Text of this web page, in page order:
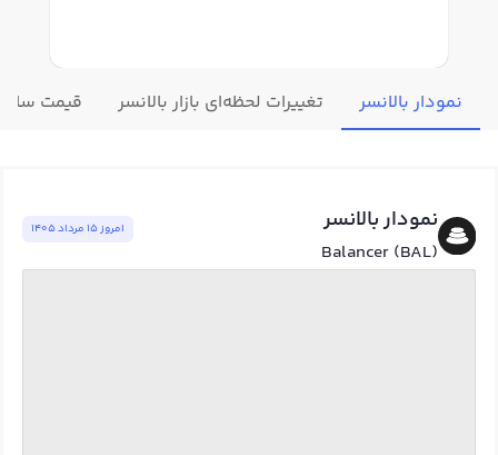
نمودار بالانسر تغییرات لحظه‌ای بازار بالانسر قیمت سایر
نمودار بالانسر
Balancer (BAL)
امروز ١٥ مرداد ١٤٠٥